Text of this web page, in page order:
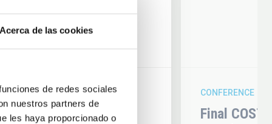
Acerca de las cookies
de redes sociales
nuestros partners de
les haya proporcionado o
14
2026
CONFERENCE
Final